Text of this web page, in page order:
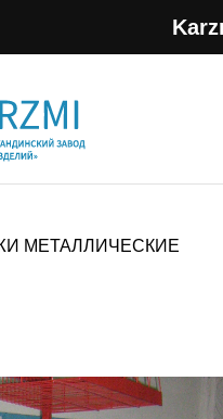
МЕТАЛЛИЧЕСКИЕ